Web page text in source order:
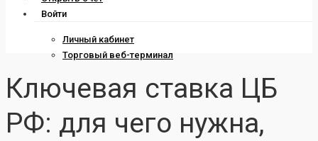
Войти
Личный кабинет
Торговый веб-терминал
Ключевая ставка ЦБ
РФ: для чего нужна,